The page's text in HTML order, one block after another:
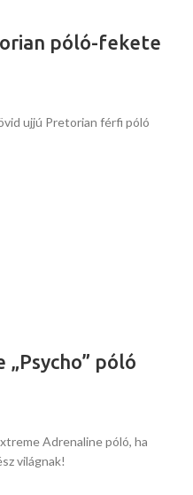
póló-fekete
ujjú Pretorian férfi póló
póló
Adrenaline póló, ha
világnak!